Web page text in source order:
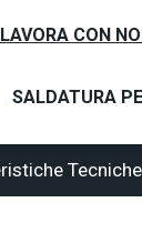
SALDATURA
LAVORA CON